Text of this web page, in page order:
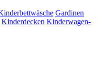
Gardinen
Kinderdecken Kinderwagen-